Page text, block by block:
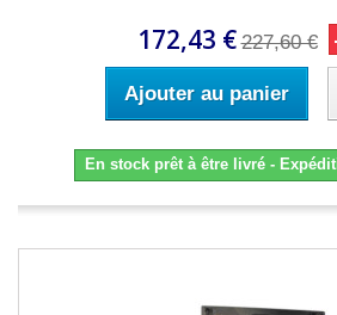
172,43 € 227,60 €
Ajouter au panier
En stock prêt à être livré -